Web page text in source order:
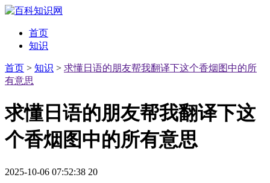
首页
知识
首页 > 知识 > 求懂日语的朋友帮我翻译下这个香烟图中的所
有意思
求懂日语的朋友帮我翻译下这
个香烟图中的所有意思
2025-10-06 07:52:38 20